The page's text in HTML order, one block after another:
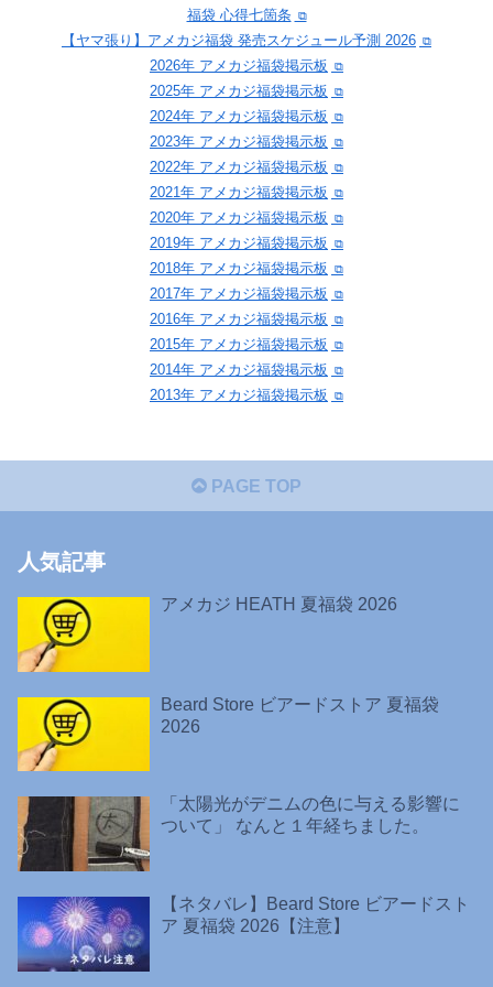
福袋 心得七箇条
【ヤマ張り】アメカジ福袋 発売スケジュール予測 2026
2026年 アメカジ福袋掲示板
2025年 アメカジ福袋掲示板
2024年 アメカジ福袋掲示板
2023年 アメカジ福袋掲示板
2022年 アメカジ福袋掲示板
2021年 アメカジ福袋掲示板
2020年 アメカジ福袋掲示板
2019年 アメカジ福袋掲示板
2018年 アメカジ福袋掲示板
2017年 アメカジ福袋掲示板
2016年 アメカジ福袋掲示板
2015年 アメカジ福袋掲示板
2014年 アメカジ福袋掲示板
2013年 アメカジ福袋掲示板
PAGE TOP
人気記事
アメカジ HEATH 夏福袋 2026
Beard Store ビアードストア 夏福袋
2026
「太陽光がデニムの色に与える影響に
ついて」 なんと１年経ちました。
【ネタバレ】Beard Store ビアードスト
ア 夏福袋 2026【注意】